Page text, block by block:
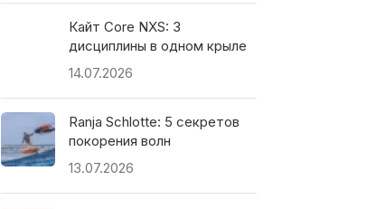
Кайт Core NXS: 3
дисциплины в одном крыле
14.07.2026
Ranja Schlotte: 5 секретов
покорения волн
13.07.2026